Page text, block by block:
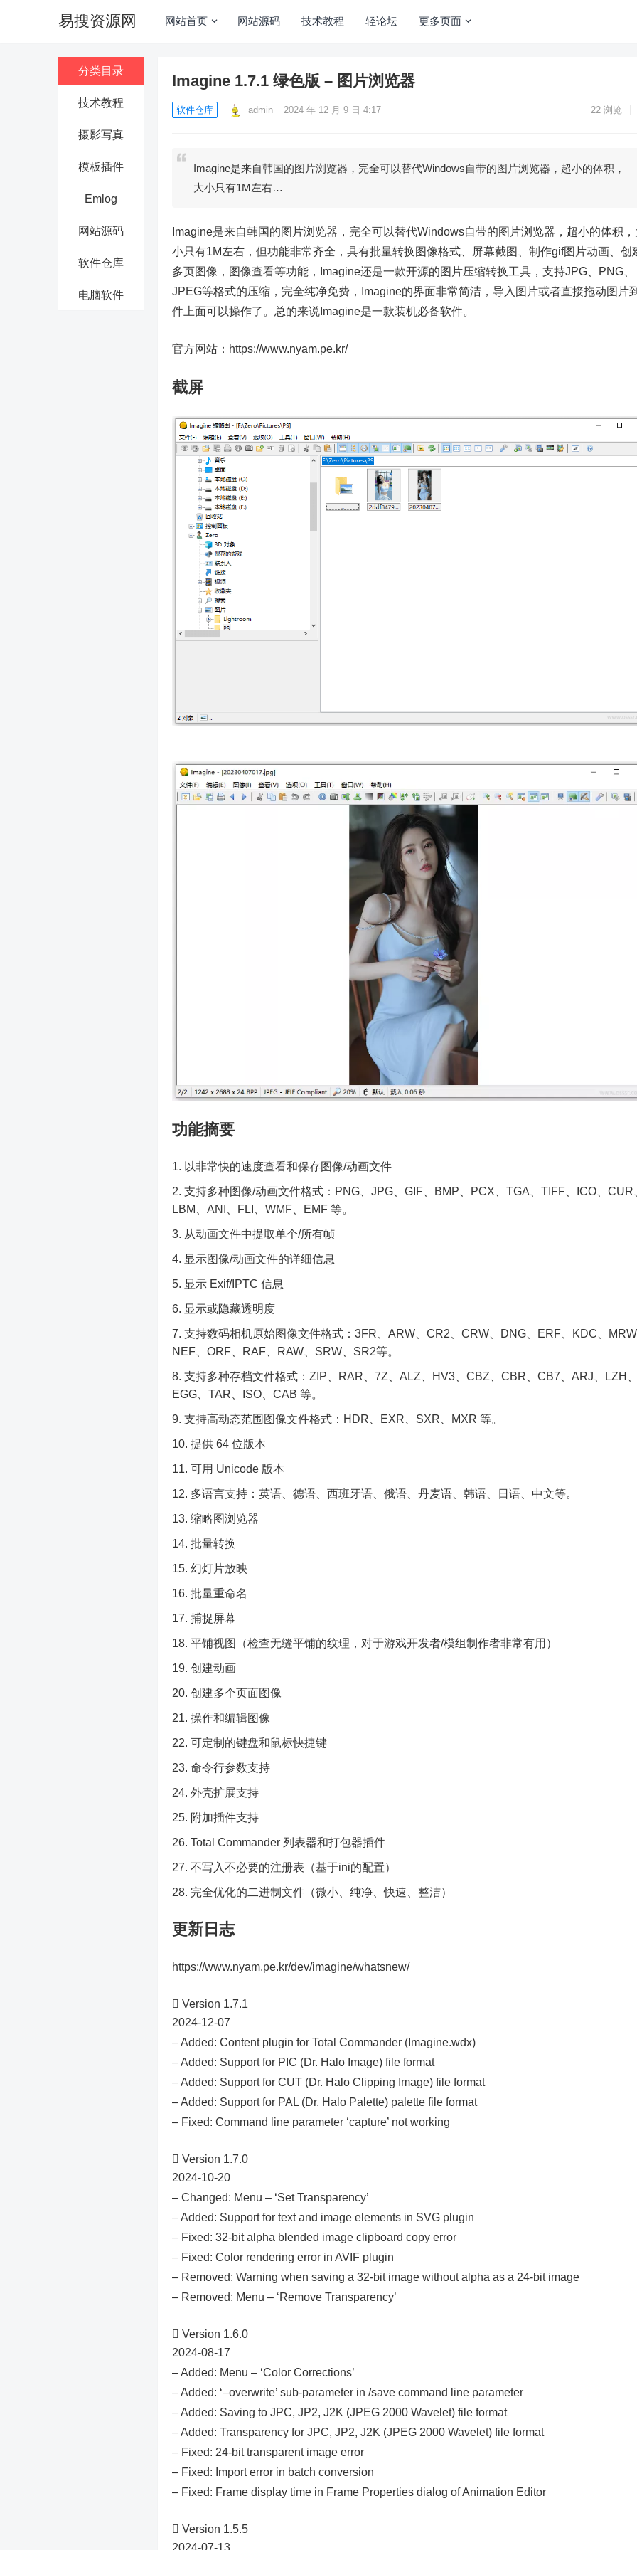
易搜资源网 网站首页 网站源码 技术教程 轻论坛 更多页面
分类目录
技术教程
摄影写真
模板插件
Emlog
网站源码
软件仓库
电脑软件
Imagine 1.7.1 绿色版 – 图片浏览器
软件仓库 admin 2024 年 12 月 9 日 4:17 22 浏览
Imagine是来自韩国的图片浏览器，完全可以替代Windows自带的图片浏览器，超小的体积，
大小只有1M左右…
Imagine是来自韩国的图片浏览器，完全可以替代Windows自带的图片浏览器，超小的体积，
小只有1M左右，但功能非常齐全，具有批量转换图像格式、屏幕截图、制作gif图片动画、创
多页图像，图像查看等功能，Imagine还是一款开源的图片压缩转换工具，支持JPG、PNG、
JPEG等格式的压缩，完全纯净免费，Imagine的界面非常简洁，导入图片或者直接拖动图片
件上面可以操作了。总的来说Imagine是一款装机必备软件。
官方网站：https://www.nyam.pe.kr/
截屏
功能摘要
以非常快的速度查看和保存图像/动画文件
支持多种图像/动画文件格式：PNG、JPG、GIF、BMP、PCX、TGA、TIFF、ICO、CUR
LBM、ANI、FLI、WMF、EMF 等。
从动画文件中提取单个/所有帧
显示图像/动画文件的详细信息
显示 Exif/IPTC 信息
显示或隐藏透明度
支持数码相机原始图像文件格式：3FR、ARW、CR2、CRW、DNG、ERF、KDC、
NEF、ORF、RAF、RAW、SRW、SR2等。
支持多种存档文件格式：ZIP、RAR、7Z、ALZ、HV3、CBZ、CBR、CB7、ARJ、LZH
EGG、TAR、ISO、CAB 等。
支持高动态范围图像文件格式：HDR、EXR、SXR、MXR 等。
提供 64 位版本
可用 Unicode 版本
多语言支持：英语、德语、西班牙语、俄语、丹麦语、韩语、日语、中文等。
缩略图浏览器
批量转换
幻灯片放映
批量重命名
捕捉屏幕
平铺视图（检查无缝平铺的纹理，对于游戏开发者/模组制作者非常有用）
创建动画
创建多个页面图像
操作和编辑图像
可定制的键盘和鼠标快捷键
命令行参数支持
外壳扩展支持
附加插件支持
Total Commander 列表器和打包器插件
不写入不必要的注册表（基于ini的配置）
完全优化的二进制文件（微小、纯净、快速、整洁）
更新日志
https://www.nyam.pe.kr/dev/imagine/whatsnew/
 Version 1.7.1
2024-12-07
– Added: Content plugin for Total Commander (Imagine.wdx)
– Added: Support for PIC (Dr. Halo Image) file format
– Added: Support for CUT (Dr. Halo Clipping Image) file format
– Added: Support for PAL (Dr. Halo Palette) palette file format
– Fixed: Command line parameter ‘capture’ not working
 Version 1.7.0
2024-10-20
– Changed: Menu – ‘Set Transparency’
– Added: Support for text and image elements in SVG plugin
– Fixed: 32-bit alpha blended image clipboard copy error
– Fixed: Color rendering error in AVIF plugin
– Removed: Warning when saving a 32-bit image without alpha as a 24-bit image
– Removed: Menu – ‘Remove Transparency’
 Version 1.6.0
2024-08-17
– Added: Menu – ‘Color Corrections’
– Added: ‘–overwrite’ sub-parameter in /save command line parameter
– Added: Saving to JPC, JP2, J2K (JPEG 2000 Wavelet) file format
– Added: Transparency for JPC, JP2, J2K (JPEG 2000 Wavelet) file format
– Fixed: 24-bit transparent image error
– Fixed: Import error in batch conversion
– Fixed: Frame display time in Frame Properties dialog of Animation Editor
 Version 1.5.5
2024-07-13